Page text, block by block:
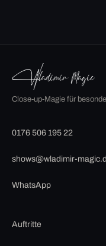
Close-up-Magie für
0176 506 195 22
shows@wladimir-
WhatsApp
Auftritte